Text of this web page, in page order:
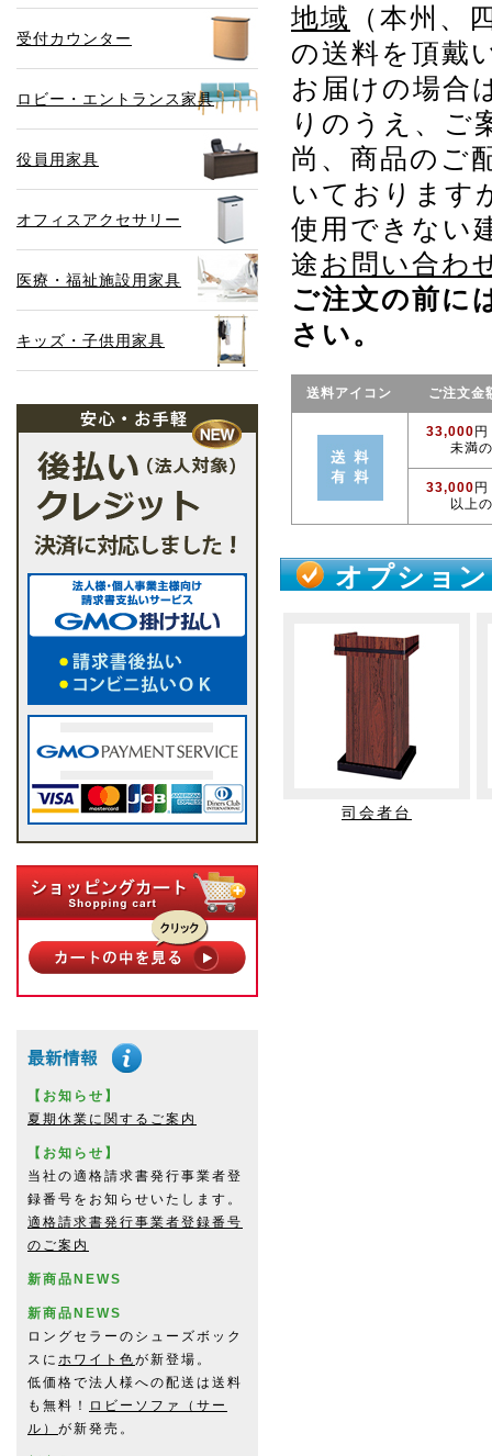
受付カウンター
ロビー・エントランス家具
役員用家具
オフィスアクセサリー
医療・福祉施設用家具
キッズ・子供用家具
【お知らせ】
夏期休業に関するご案内
【お知らせ】
当社の適格請求書発行事業者登
録番号をお知らせいたします。
適格請求書発行事業者登録番号
のご案内
新商品NEWS
新商品NEWS
ロングセラーのシューズボック
スに ホワイト色が新登場。
低価格で法人様への配送は送料
も無料！
ロビーソファ（サー
ル） が新発売。
地域
（本州、
の送料を頂戴
お届けの場合
りのうえ、ご
尚、商品のご
いております
使用できない
途 お問い合わ
ご注文の前に
さい。
送料アイコン ご注文金
33,000
未満
33,000
以上
オプショ
司会者台